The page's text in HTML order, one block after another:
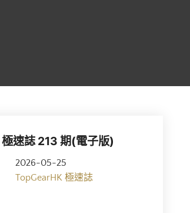
速誌 213 期(電子版)
2026-05-25
TopGearHK 極速誌